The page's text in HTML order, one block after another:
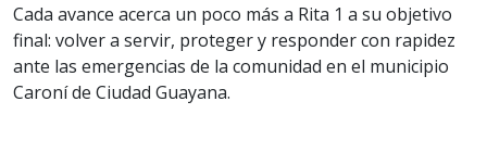
Cada avance acerca un poco más a Rita 1 a su objetivo
final: volver a servir, proteger y responder con rapidez
ante las emergencias de la comunidad en el municipio
Caroní de Ciudad Guayana.